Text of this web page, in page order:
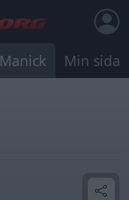
Manick Min sida